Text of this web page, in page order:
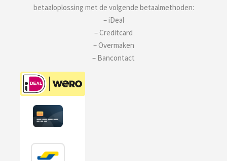
betaaloplossing met de volgende betaalmethoden:
– iDeal
– Creditcard
– Overmaken
– Bancontact